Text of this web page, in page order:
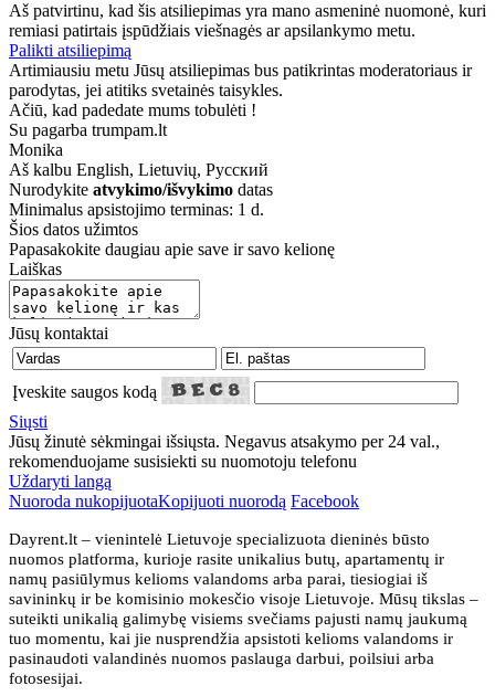
Aš patvirtinu, kad šis atsiliepimas yra mano asmeninė nuomonė, kuri
remiasi patirtais įspūdžiais viešnagės ar apsilankymo metu.
Palikti atsiliepimą
Artimiausiu metu Jūsų atsiliepimas bus patikrintas moderatoriaus ir
parodytas, jei atitiks svetainės taisykles.
Ačiū, kad padedate mums tobulėti !
Su pagarba trumpam.lt
Monika
Aš kalbu English, Lietuvių, Русский
Nurodykite atvykimo/išvykimo datas
Minimalus apsistojimo terminas: 1 d.
Šios datos užimtos
Papasakokite daugiau apie save ir savo kelionę
Laiškas
Jūsų kontaktai
Įveskite saugos kodą
Siųsti
Jūsų žinutė sėkmingai išsiųsta. Negavus atsakymo per 24 val.,
rekomenduojame susisiekti su nuomotoju telefonu
Uždaryti langą
Nuoroda nukopijuotaKopijuoti nuorodą Facebook
Dayrent.lt – vienintelė Lietuvoje specializuota dieninės būsto
nuomos platforma, kurioje rasite unikalius butų, apartamentų ir
namų pasiūlymus kelioms valandoms arba parai, tiesiogiai iš
savininkų ir be komisinio mokesčio visoje Lietuvoje. Mūsų tikslas –
suteikti unikalią galimybę visiems svečiams pajusti namų jaukumą
tuo momentu, kai jie nusprendžia apsistoti kelioms valandoms ir
pasinaudoti valandinės nuomos paslauga darbui, poilsiui arba
fotosesijai.